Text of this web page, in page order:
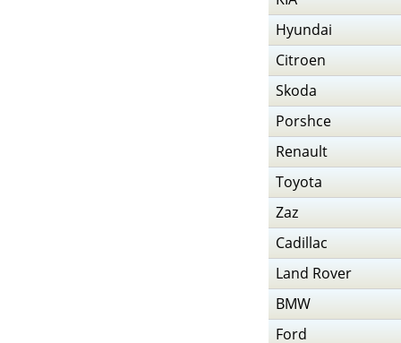
Hyundai
Citroen
Skoda
Porshce
Renault
Toyota
Zaz
Cadillac
Land Rover
BMW
Ford